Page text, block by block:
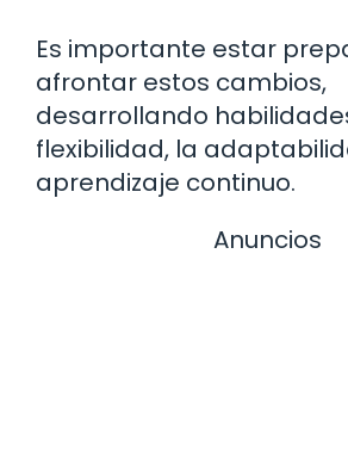
Es importante estar
afrontar estos cambios,
desarrollando
flexibilidad, la
aprendizaje continuo.
Anuncios